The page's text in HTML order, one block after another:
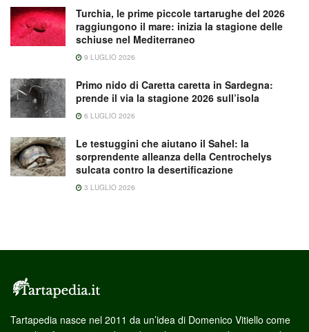
Turchia, le prime piccole tartarughe del 2026
raggiungono il mare: inizia la stagione delle
schiuse nel Mediterraneo
9 LUGLIO 2026
Primo nido di Caretta caretta in Sardegna:
prende il via la stagione 2026 sull’isola
6 LUGLIO 2026
Le testuggini che aiutano il Sahel: la
sorprendente alleanza della Centrochelys
sulcata contro la desertificazione
3 LUGLIO 2026
Tartapedia nasce nel 2011 da un’idea di Domenico Vitiello come